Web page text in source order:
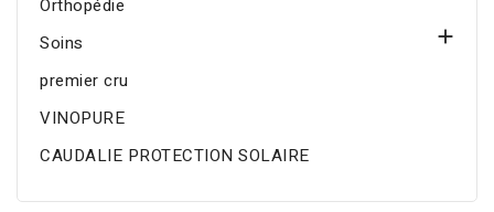
Orthopédie
Soins

premier cru
VINOPURE
CAUDALIE PROTECTION SOLAIRE